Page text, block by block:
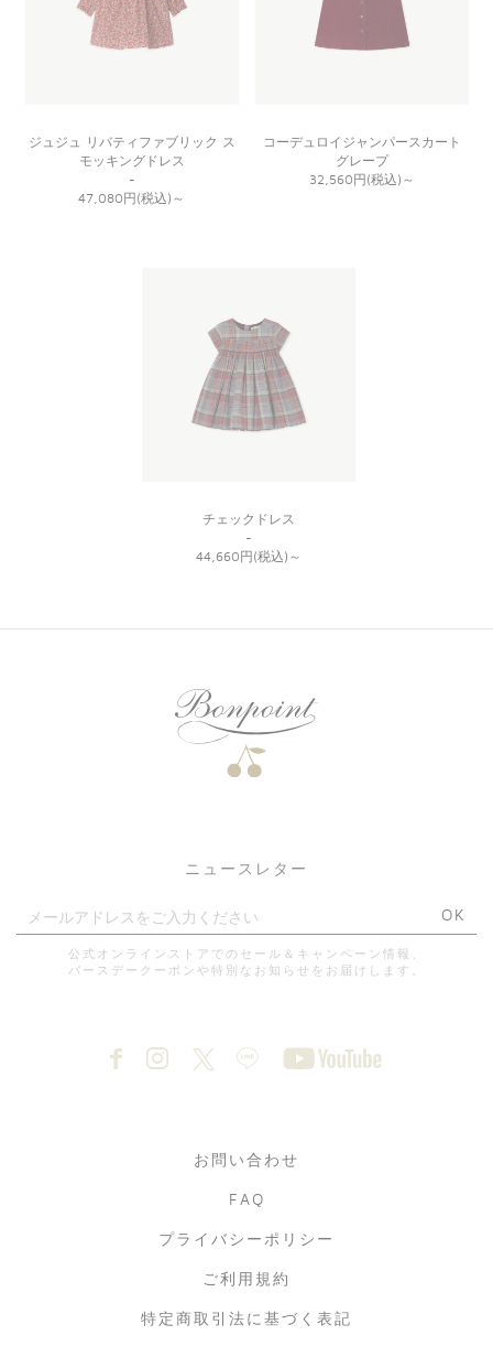
ジュジュ リバティファブリック ス
モッキングドレス
-
47,080円(税込) ～
コーデュロイジャンパースカート
グレープ
32,560円(税込) ～
チェックドレス
-
44,660円(税込) ～
お問い合わせ
FAQ
プライバシーポリシー
ご利用規約
特定商取引法に基づく表記
ニュースレター
OK
公式オンラインストアでのセール＆キャンペーン情報、
バースデークーポンや特別なお知らせをお届けします。